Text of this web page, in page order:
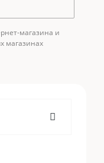
магазина и
магазинах